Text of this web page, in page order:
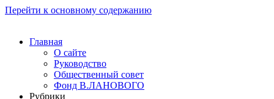
Перейти к основному содержанию
Главная
О сайте
Руководство
Общественный совет
Фонд В.ЛАНОВОГО
Рубрики